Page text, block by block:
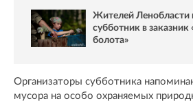
Жителей Ленобласти
субботник в
болота»
Организаторы субботника
мусора на особо охраняемых